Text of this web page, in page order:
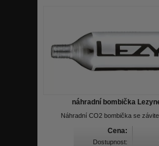
náhradní bombička
Náhradní CO2 bombička se
Cena:
Dostupnost: